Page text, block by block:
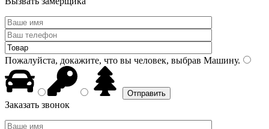
Пожалуйста, докажите, что вы человек, выбрав Машину.
Заказать звонок